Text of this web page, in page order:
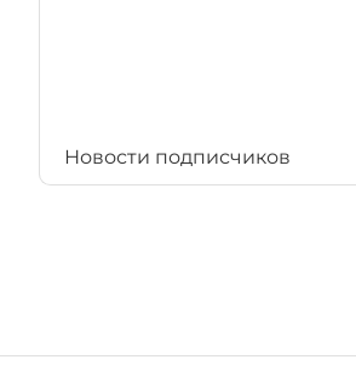
Новости подписчиков